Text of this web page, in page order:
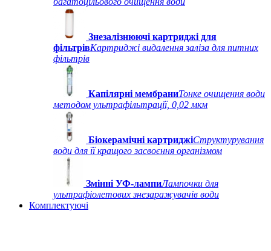
Знезалізнюючі картриджі для
фільтрівКартриджі видалення заліза для питних
фільтрів
Капілярні мембраниТонке очищення води
методом ультрафільтрації, 0,02 мкм
Біокерамічні картриджіСтруктурування
води для її кращого засвоєння організмом
Змінні УФ-лампиЛампочки для
ультрафіолетових знезаражувачів води
Комплектуючі